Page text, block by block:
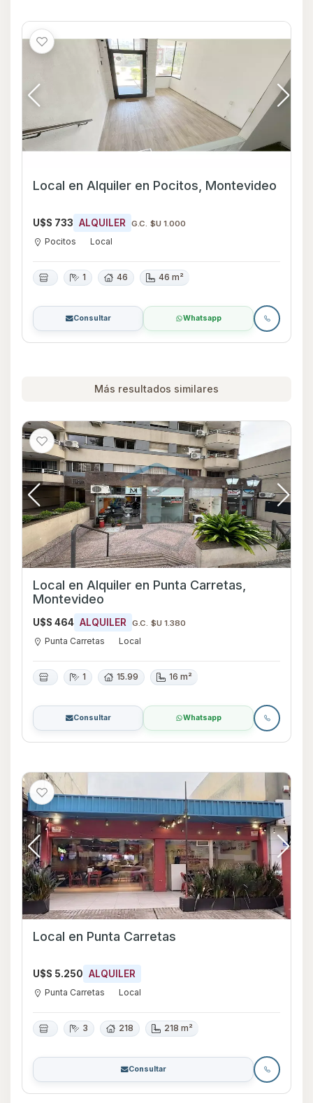
Local en Alquiler en Pocitos, Montevideo
U$S 733 ALQUILER G.C. $U 1.000
Pocitos Local
1 46 46 m²
Consultar Whatsapp
Más resultados similares
Local en Alquiler en Punta Carretas,
Montevideo
U$S 464 ALQUILER G.C. $U 1.380
Punta Carretas Local
1 15.99 16 m²
Consultar Whatsapp
Local en Punta Carretas
U$S 5.250 ALQUILER
Punta Carretas Local
3 218 218 m²
Consultar